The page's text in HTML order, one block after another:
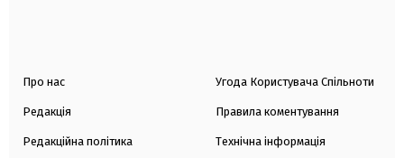
Про нас
Редакція
Редакційна політика
Угода Користувача Спільноти
Правила коментування
Технічна інформація